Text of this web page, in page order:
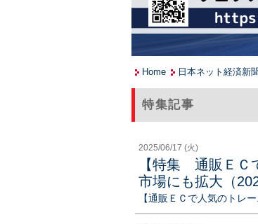
Home 日本ネット経済新
特集記事
2025/06/17 (火)
【特集 通販ＥＣ
市場にも拡大（
【通販ＥＣで人気のトレ